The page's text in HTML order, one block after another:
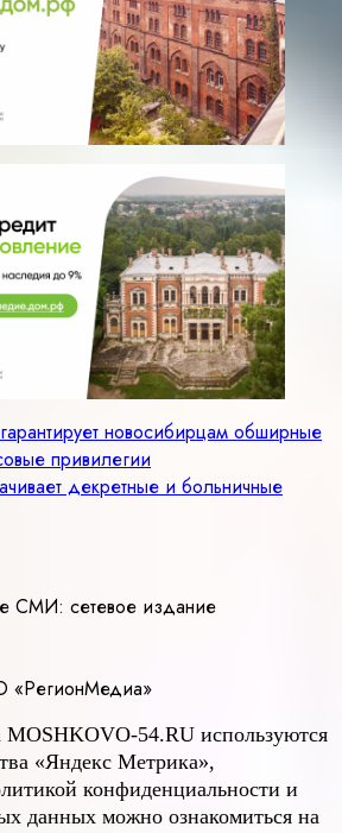
новосибирцам обширные
привилегии
декретные и больничные
СМИ: cетевое издание
«РегионМедиа»
MOSHKOVO-54.RU используются
«Яндекс Метрика»,
конфиденциальности и
данных можно ознакомиться на